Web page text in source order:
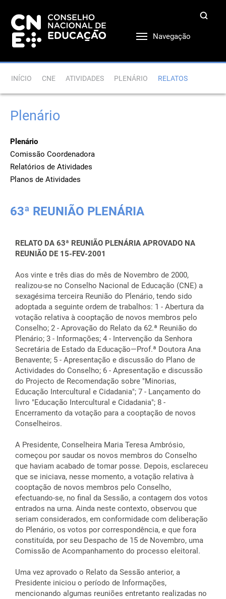
Navegação
INÍCIO CNE ATIVIDADES PLENÁRIO RELATOS
Plenário
Plenário
Comissão Coordenadora
Relatórios de Atividades
Planos de Atividades
63ª REUNIÃO PLENÁRIA
RELATO DA 63ª REUNIÃO PLENÁRIA APROVADO NA
REUNIÃO DE 15-FEV-2001
Aos vinte e três dias do mês de Novembro de 2000,
realizou-se no Conselho Nacional de Educação (CNE) a
sexagésima terceira Reunião do Plenário, tendo sido
adoptada a seguinte ordem de trabalhos: 1 - Abertura da
votação relativa à cooptação de novos membros pelo
Conselho; 2 - Aprovação do Relato da 62.ª Reunião do
Plenário; 3 - Informações; 4 - Intervenção da Senhora
Secretária de Estado da Educação—Prof.ª Doutora Ana
Benavente; 5 - Apresentação e discussão do Plano de
Actividades do Conselho; 6 - Apresentação e discussão
do Projecto de Recomendação sobre "Minorias,
Educação Intercultural e Cidadania"; 7 - Lançamento do
livro "Educação Intercultural e Cidadania"; 8 -
Encerramento da votação para a cooptação de novos
Conselheiros.
A Presidente, Conselheira Maria Teresa Ambrósio,
começou por saudar os novos membros do Conselho
que haviam acabado de tomar posse. Depois, esclareceu
que se iniciava, nesse momento, a votação relativa à
cooptação de novos membros pelo Conselho,
efectuando-se, no final da Sessão, a contagem dos votos
entrados na urna. Ainda neste contexto, observou que
seriam considerados, em conformidade com deliberação
do Plenário, os votos por correspondência, e que fora
constituída, por seu Despacho de 15 de Novembro, uma
Comissão de Acompanhamento do processo eleitoral.
Uma vez aprovado o Relato da Sessão anterior, a
Presidente iniciou o período de Informações,
mencionando algumas reuniões entretanto realizadas no